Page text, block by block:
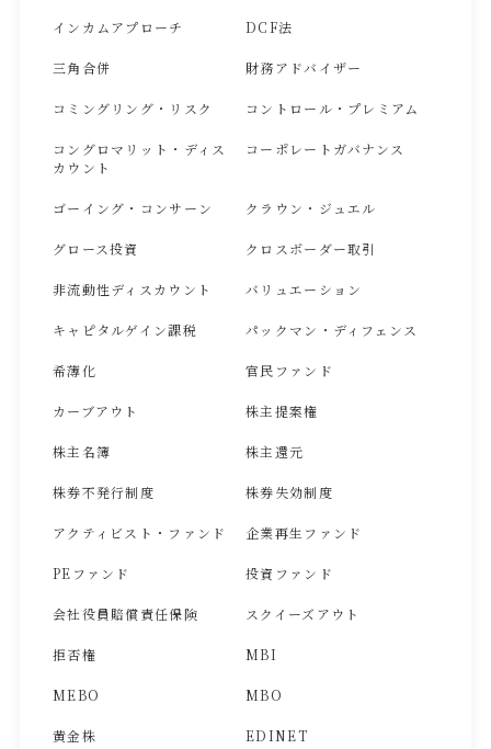
インカムアプローチ DCF法
三角合併 財務アドバイザー
コミングリング・リスク コントロール・プレミアム
コングロマリット・ディス
カウント
コーポレートガバナンス
ゴーイング・コンサーン クラウン・ジュエル
グロース投資 クロスボーダー取引
非流動性ディスカウント バリュエーション
キャピタルゲイン課税 パックマン・ディフェンス
希薄化 官民ファンド
カーブアウト 株主提案権
株主名簿 株主還元
株券不発行制度 株券失効制度
アクティビスト・ファンド 企業再生ファンド
PEファンド 投資ファンド
会社役員賠償責任保険 スクイーズアウト
拒否権 MBI
MEBO MBO
黄金株 EDINET